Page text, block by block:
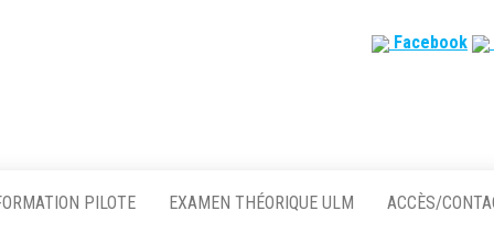
Facebook
PILOTE EXAMEN THÉORIQUE ULM ACCÈS/